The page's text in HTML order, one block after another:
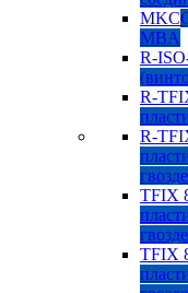
MKC
MBA
R-
R-
R-
TFIX
TFIX